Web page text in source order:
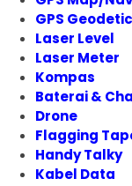
GPS Geodetic
Laser Level
Laser Meter
Kompas
Baterai &
Drone
Flagging
Handy Talky
Kabel Data